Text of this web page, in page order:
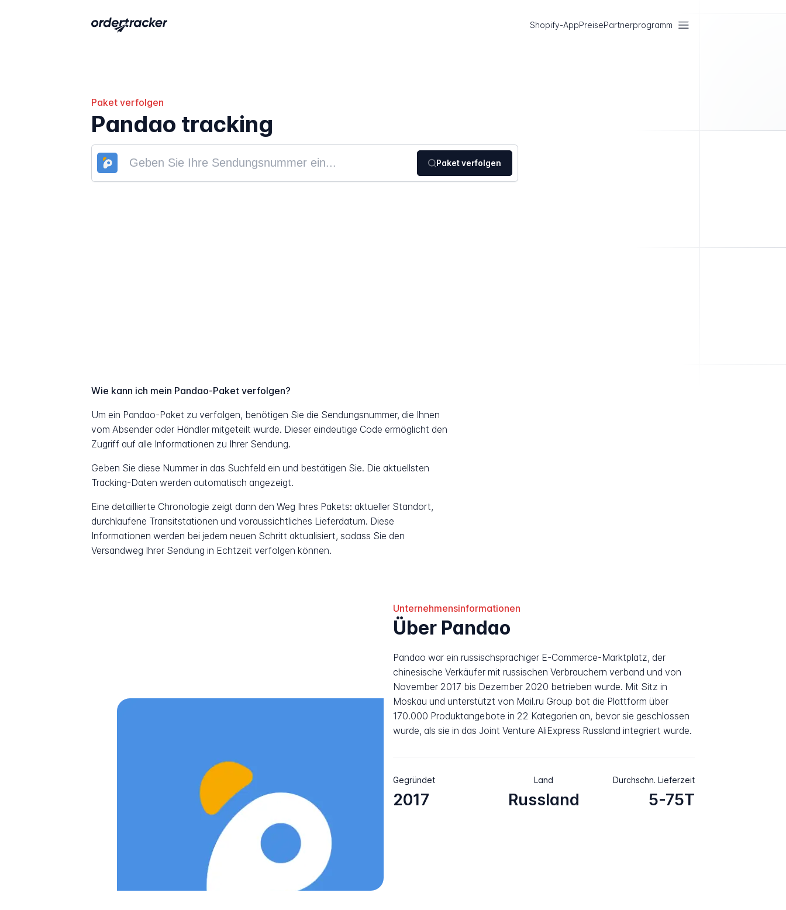
Shopify-AppPreisePartnerprogramm
Paket verfolgen
Pandao tracking
Paket verfolgen
Wie kann ich mein Pandao-Paket verfolgen?
Um ein Pandao-Paket zu verfolgen, benötigen Sie die Sendungsnummer, die Ihnen
vom Absender oder Händler mitgeteilt wurde. Dieser eindeutige Code ermöglicht den
Zugriff auf alle Informationen zu Ihrer Sendung.
Geben Sie diese Nummer in das Suchfeld ein und bestätigen Sie. Die aktuellsten
Tracking-Daten werden automatisch angezeigt.
Eine detaillierte Chronologie zeigt dann den Weg Ihres Pakets: aktueller Standort,
durchlaufene Transitstationen und voraussichtliches Lieferdatum. Diese
Informationen werden bei jedem neuen Schritt aktualisiert, sodass Sie den
Versandweg Ihrer Sendung in Echtzeit verfolgen können.
Unternehmensinformationen
Über Pandao
Pandao war ein russischsprachiger E-Commerce-Marktplatz, der
chinesische Verkäufer mit russischen Verbrauchern verband und von
November 2017 bis Dezember 2020 betrieben wurde. Mit Sitz in
Moskau und unterstützt von Mail.ru Group bot die Plattform über
170.000 Produktangebote in 22 Kategorien an, bevor sie geschlossen
wurde, als sie in das Joint Venture AliExpress Russland integriert wurde.
Gegründet
2017
Land
Russland
Durchschn. Lieferzeit
5-75T